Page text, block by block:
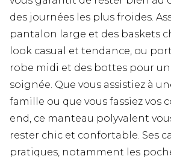
des journées les plus froides.
pantalon large et des baskets
look casual et tendance, ou
robe midi et des bottes pour
soignée. Que vous assistiez à
famille ou que vous fassiez vos
end, ce manteau polyvalent
rester chic et confortable. Ses
pratiques, notamment les